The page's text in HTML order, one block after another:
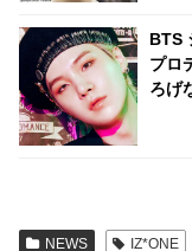
BTS
プロ
ろげ
NEWS IZ*ONE